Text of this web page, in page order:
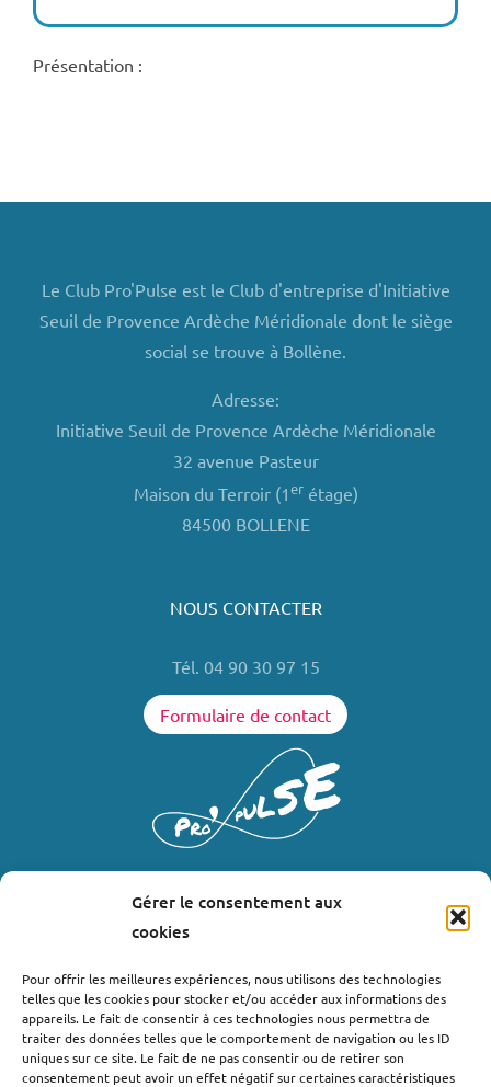
Gérer le consentement aux
cookies
Pour offrir les meilleures expériences, nous utilisons des technologies
telles que les cookies pour stocker et/ou accéder aux informations des
appareils. Le fait de consentir à ces technologies nous permettra de
traiter des données telles que le comportement de navigation ou les ID
uniques sur ce site. Le fait de ne pas consentir ou de retirer son
consentement peut avoir un effet négatif sur certaines caractéristiques
Présentation :
Le Club Pro'Pulse est le Club d'entreprise d'Initiative
Seuil de Provence Ardèche Méridionale dont le siège
social se trouve à Bollène.
Adresse:
Initiative Seuil de Provence Ardèche Méridionale
32 avenue Pasteur
Maison du Terroir (1erétage)
84500 BOLLENE
NOUS CONTACTER
Tél. 04 90 30 97 15
Formulaire de contact
Où nous trouver ?
Bollène
Nyons
Valréas